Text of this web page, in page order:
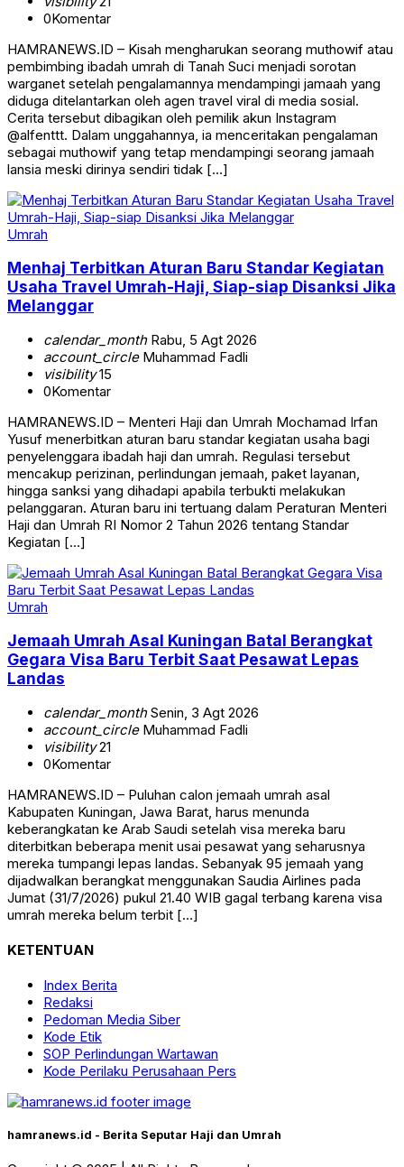
0Komentar
HAMRANEWS.ID – Kisah mengharukan seorang muthowif atau
pembimbing ibadah umrah di Tanah Suci menjadi sorotan
warganet setelah pengalamannya mendampingi jamaah yang
diduga ditelantarkan oleh agen travel viral di media sosial.
Cerita tersebut dibagikan oleh pemilik akun Instagram
@alfenttt. Dalam unggahannya, ia menceritakan pengalaman
sebagai muthowif yang tetap mendampingi seorang jamaah
lansia meski dirinya sendiri tidak […]
Umrah
Menhaj Terbitkan Aturan Baru Standar Kegiatan
Usaha Travel Umrah-Haji, Siap-siap Disanksi Jika
Melanggar
calendar_monthRabu, 5 Agt 2026
account_circleMuhammad Fadli
visibility15
0Komentar
HAMRANEWS.ID – Menteri Haji dan Umrah Mochamad Irfan
Yusuf menerbitkan aturan baru standar kegiatan usaha bagi
penyelenggara ibadah haji dan umrah. Regulasi tersebut
mencakup perizinan, perlindungan jemaah, paket layanan,
hingga sanksi yang dihadapi apabila terbukti melakukan
pelanggaran. Aturan baru ini tertuang dalam Peraturan Menteri
Haji dan Umrah RI Nomor 2 Tahun 2026 tentang Standar
Kegiatan […]
Umrah
Jemaah Umrah Asal Kuningan Batal Berangkat
Gegara Visa Baru Terbit Saat Pesawat Lepas
Landas
calendar_monthSenin, 3 Agt 2026
account_circleMuhammad Fadli
visibility21
0Komentar
HAMRANEWS.ID – Puluhan calon jemaah umrah asal
Kabupaten Kuningan, Jawa Barat, harus menunda
keberangkatan ke Arab Saudi setelah visa mereka baru
diterbitkan beberapa menit usai pesawat yang seharusnya
mereka tumpangi lepas landas. Sebanyak 95 jemaah yang
dijadwalkan berangkat menggunakan Saudia Airlines pada
Jumat (31/7/2026) pukul 21.40 WIB gagal terbang karena visa
umrah mereka belum terbit […]
KETENTUAN
Index Berita
Redaksi
Pedoman Media Siber
Kode Etik
SOP Perlindungan Wartawan
Kode Perilaku Perusahaan Pers
hamranews.id - Berita Seputar Haji dan Umrah